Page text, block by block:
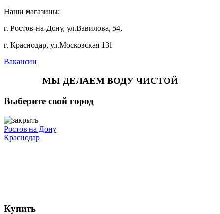
Наши магазины:
г. Ростов-на-Дону, ул.Вавилова, 54,
г. Краснодар, ул.Московская 131
Вакансии
МЫ ДЕЛАЕМ ВОДУ ЧИСТОЙ
Выберите свой город
Ростов на Дону
Краснодар
Купить